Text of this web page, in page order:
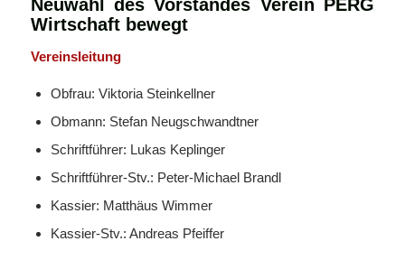
Neuwahl des Vorstandes Verein PERG
Wirtschaft bewegt
Vereinsleitung
Obfrau: Viktoria Steinkellner
Obmann: Stefan Neugschwandtner
Schriftführer: Lukas Keplinger
Schriftführer-Stv.: Peter-Michael Brandl
Kassier: Matthäus Wimmer
Kassier-Stv.: Andreas Pfeiffer